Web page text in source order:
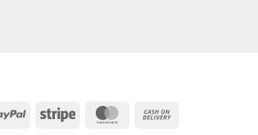
PayPal Stripe MasterCard